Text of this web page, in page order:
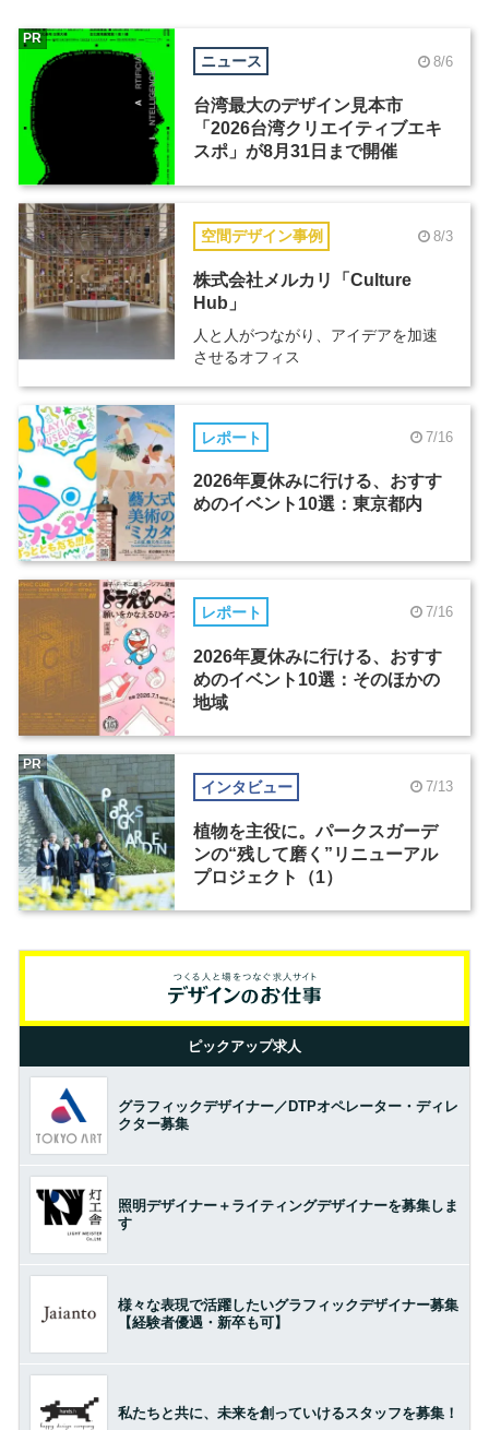
ニュース 8/6
台湾最大のデザイン見本市
「2026台湾クリエイティブエキ
スポ」が8月31日まで開催
PR
空間デザイン事例 8/3
株式会社メルカリ「Culture
Hub」
人と人がつながり、アイデアを加速
させるオフィス
レポート 7/16
2026年夏休みに行ける、おすす
めのイベント10選：東京都内
レポート 7/16
2026年夏休みに行ける、おすす
めのイベント10選：そのほかの
地域
インタビュー 7/13
植物を主役に。パークスガーデ
ンの“残して磨く”リニューアル
プロジェクト（1）
PR
ピックアップ求人
グラフィックデザイナー／DTPオペレーター・ディレ
クター募集
照明デザイナー＋ライティングデザイナーを募集しま
す
様々な表現で活躍したいグラフィックデザイナー募集
【経験者優遇・新卒も可】
私たちと共に、未来を創っていけるスタッフを募集！